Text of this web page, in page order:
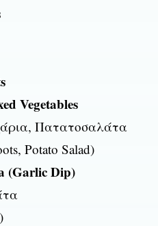
Vegetables
Πατατοσαλάτα
Potato Salad)
(Garlic Dip)